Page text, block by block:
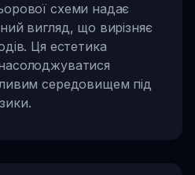
схеми надає
вигляд, що вирізняє
Ця естетика
середовищем під